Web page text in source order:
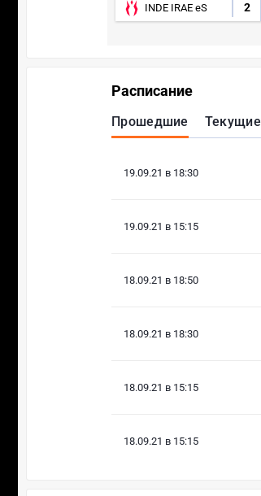
INDE IRAE eS 2
Расписание
Прошедшие Текущие
19.09.21 в 18:30
19.09.21 в 15:15
18.09.21 в 18:50
18.09.21 в 18:30
18.09.21 в 15:15
18.09.21 в 15:15